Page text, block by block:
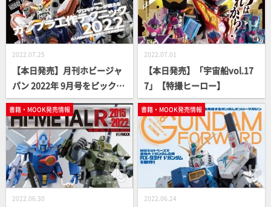
2022.07.25
【本日発売】月刊ホビージャ
パン 2022年 9月号をピックア
ップ！
2022.07.01
【本日発売】「宇宙船vol.17
7」【特撮ヒーロー】
書籍・MOOK発売情報
2022.06.30
書籍・MOOK発売情報
2022.06.24